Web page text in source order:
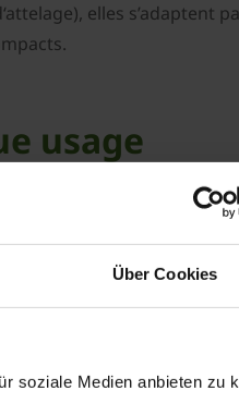
Über Cookies
soziale Medien anbieten zu
elles s’adaptent
usage
trois points
1,38